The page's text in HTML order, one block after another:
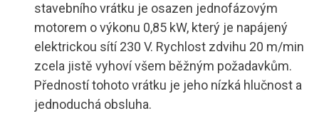
stavebního vrátku je osazen jednofázovým
motorem o výkonu 0,85 kW, který je napájený
elektrickou sítí 230 V. Rychlost zdvihu 20 m/min
zcela jistě vyhoví všem běžným požadavkům.
Předností tohoto vrátku je jeho nízká hlučnost a
jednoduchá obsluha.